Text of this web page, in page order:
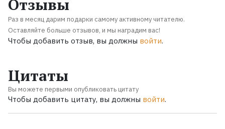
Отзывы
Раз в месяц дарим подарки самому активному читателю.
Оставляйте больше отзывов, и мы наградим вас!
Чтобы добавить отзыв, вы должны войти.
Цитаты
Вы можете первыми опубликовать цитату
Чтобы добавить цитату, вы должны войти.